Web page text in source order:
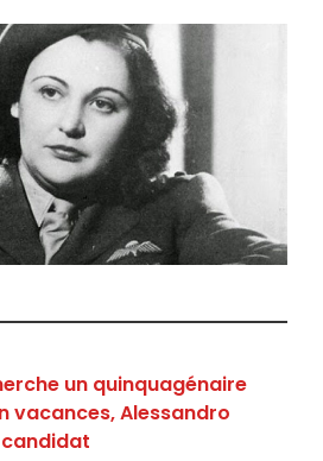
un quinquagénaire
vacances, Alessandro